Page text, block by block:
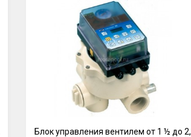
Блок управления вентилем от 1 ½ до 2,